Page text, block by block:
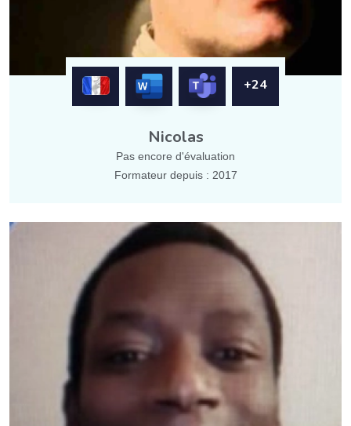
+24
Nicolas
Pas encore d'évaluation
Formateur depuis : 2017